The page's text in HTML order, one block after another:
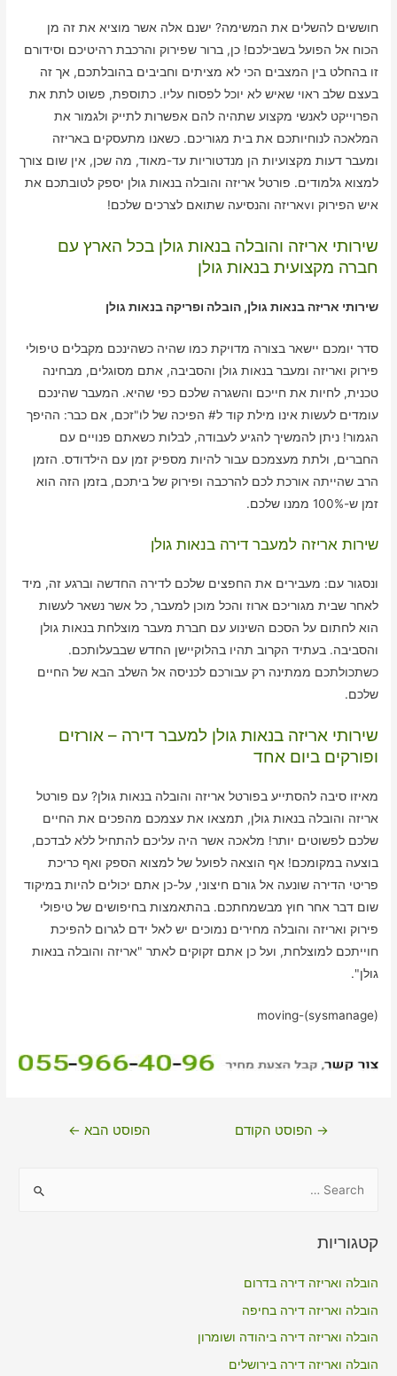
חוששים להשלים את המשימה? ישנם אלה אשר מוציא את זה מן
הכוח אל הפועל בשבילכם! כן, ברור שפירוק והרכבת רהיטיכם וסידורם
זו בהחלט בין המצבים הכי לא מציתים וחביבים בהובלתכם, אך זה
בעצם שלב ראוי שאיש לא יוכל לפסוח עליו. כתוספת, פשוט לתת את
הפרוייקט לאנשי מקצוע שתהיה להם אפשרות לתייק ולגמור את
המלאכה לנוחיותכם את בית מגוריכם. כשאנו מתעסקים באריזה
ומעבר דעות מקצועיות הן מנדטוריות עד-מאוד, מה שכן, אין שום צורך
למצוא גלמודים. פורטל אריזה והובלה בנאות גולן יספק לטובתכם את
איש הפירוק וvאריזה והנסיעה שתואם לצרכים שלכם!
שירותי אריזה והובלה בנאות גולן בכל הארץ עם
חברה מקצועית בנאות גולן
שירותי אריזה בנאות גולן, הובלה ופריקה בנאות גולן
סדר יומכם יישאר בצורה מדויקת כמו שהיה כשהינכם מקבלים טיפולי
פירוק ואריזה ומעבר בנאות גולן והסביבה, אתם מסוגלים, מבחינה
טכנית, לחיות את חייכם והשגרה שלכם כפי שהיא. המעבר שהינכם
עומדים לעשות אינו מילת קוד ל# הפיכה של לו"זכם, אם כבר: ההיפך
הגמור! ניתן להמשיך להגיע לעבודה, לבלות כשאתם פנויים עם
החברים, ולתת מעצמכם עבור להיות מספיק זמן עם הילדודס. הזמן
הרב שהייתה אורכת לכם להרכבה ופירוק של ביתכם, בזמן הזה הוא
זמן ש-100% ממנו שלכם.
שירות אריזה למעבר דירה בנאות גולן
ונסגור עם: מעבירים את החפצים שלכם לדירה החדשה וברגע זה, מיד
לאחר שבית מגוריכם ארוז והכל מוכן למעבר, כל אשר נשאר לעשות
הוא לחתום על הסכם השינוע עם חברת מעבר מוצלחת בנאות גולן
והסביבה. בעתיד הקרוב תהיו בהלוקיישן החדש שבבעלותכם.
כשתכולתכם ממתינה רק עבורכם לכניסה אל השלב הבא של החיים
שלכם.
שירותי אריזה בנאות גולן למעבר דירה – אורזים
ופורקים ביום אחד
מאיזו סיבה להסתייע בפורטל אריזה והובלה בנאות גולן? עם פורטל
אריזה והובלה בנאות גולן, תמצאו את עצמכם מהפכים את החיים
שלכם לפשוטים יותר! מלאכה אשר היה עליכם להתחיל ללא לבדכם,
בוצעה במקומכם! אף הוצאה לפועל של למצוא הספק ואף כריכת
פריטי הדירה שונעה אל גורם חיצוני, על-כן אתם יכולים להיות במיקוד
שום דבר אחר חוץ מבשמחתכם. בהתאמצות בחיפושים של טיפולי
פירוק ואריזה והובלה מחירים נמוכים יש לאל ידם לגרום להפיכת
חוייתכם למוצלחת, ועל כן אתם זקוקים לאתר "אריזה והובלה בנאות
גולן".
moving-(sysmanage)
ניווט→ הפוסט הקודם הפוסט הבא ←
r
o
r
קטגוריות
הובלה ואריזה דירה בדרום
הובלה ואריזה דירה בחיפה
הובלה ואריזה דירה ביהודה ושומרון
הובלה ואריזה דירה בירושלים